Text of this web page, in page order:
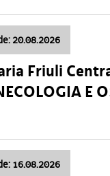
20.08.2026
Friuli
E
16.08.2026